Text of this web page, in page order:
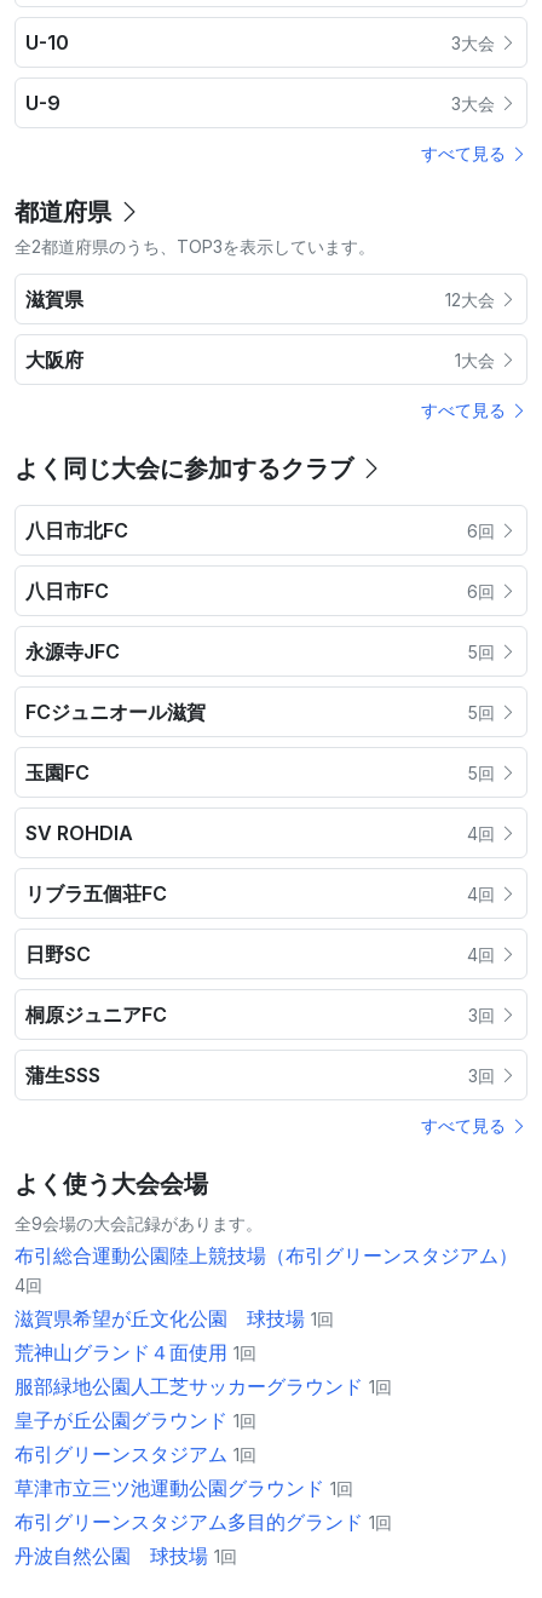
U-10 3大会
U-9 3大会
すべて見る
都道府県
全2都道府県のうち、TOP3を表示しています。
滋賀県 12大会
大阪府 1大会
すべて見る
よく同じ大会に参加するクラブ
八日市北FC 6回
八日市FC 6回
永源寺JFC 5回
FCジュニオール滋賀 5回
玉園FC 5回
SV ROHDIA 4回
リブラ五個荘FC 4回
日野SC 4回
桐原ジュニアFC 3回
蒲生SSS 3回
すべて見る
よく使う大会会場
全9会場の大会記録があります。
布引総合運動公園陸上競技場（布引グリーンスタジアム）
4回
滋賀県希望が丘文化公園 球技場 1回
荒神山グランド４面使用 1回
服部緑地公園人工芝サッカーグラウンド 1回
皇子が丘公園グラウンド 1回
布引グリーンスタジアム 1回
草津市立三ツ池運動公園グラウンド 1回
布引グリーンスタジアム多目的グランド 1回
丹波自然公園 球技場 1回